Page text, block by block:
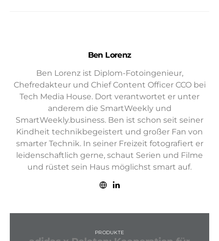
Ben Lorenz
Ben Lorenz ist Diplom-Fotoingenieur,
Chefredakteur und Chief Content Officer CCO bei
Tech Media House. Dort verantwortet er unter
anderem die SmartWeekly und
SmartWeekly.business. Ben ist schon seit seiner
Kindheit technikbegeistert und großer Fan von
smarter Technik. In seiner Freizeit fotografiert er
leidenschaftlich gerne, schaut Serien und Filme
und rüstet sein Haus möglichst smart auf.
PRODUKTE